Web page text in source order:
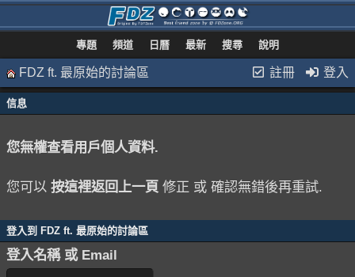
專題 頻道 日曆 最新 搜尋 說明
註冊 登入
FDZ ft. 最原始的討論區
信息
您無權查看用戶個人資料.
您可以 按這裡返回上一頁 修正 或 確認無錯後再重試.
登入到 FDZ ft. 最原始的討論區
登入名稱 或 Email